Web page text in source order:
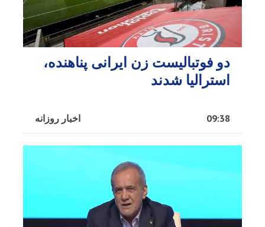
دو فوتبالیست زن ایرانی پناهنده،
استرالیا شدند
اخبار روزانه 09:38